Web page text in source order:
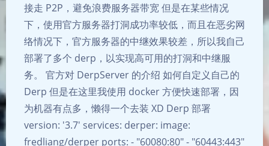
接走 P2P，避免浪费服务器带宽 但是在某些情况
下，使用官方服务器打洞成功率较低，而且在恶劣网
络情况下，官方服务器的中继效果较差，所以我自己
部署了多个 derp，以实现高可用的打洞和中继服
务。 官方对 DerpServer 的介绍 如何自定义自己的
Derp 但是在这里我使用 docker 方便快速部署，因
为机器有点多，懒得一个去装 XD Derp 部署
version: '3.7' services: derper: image:
fredliang/derper ports: - "60080:80" - "60443:443"